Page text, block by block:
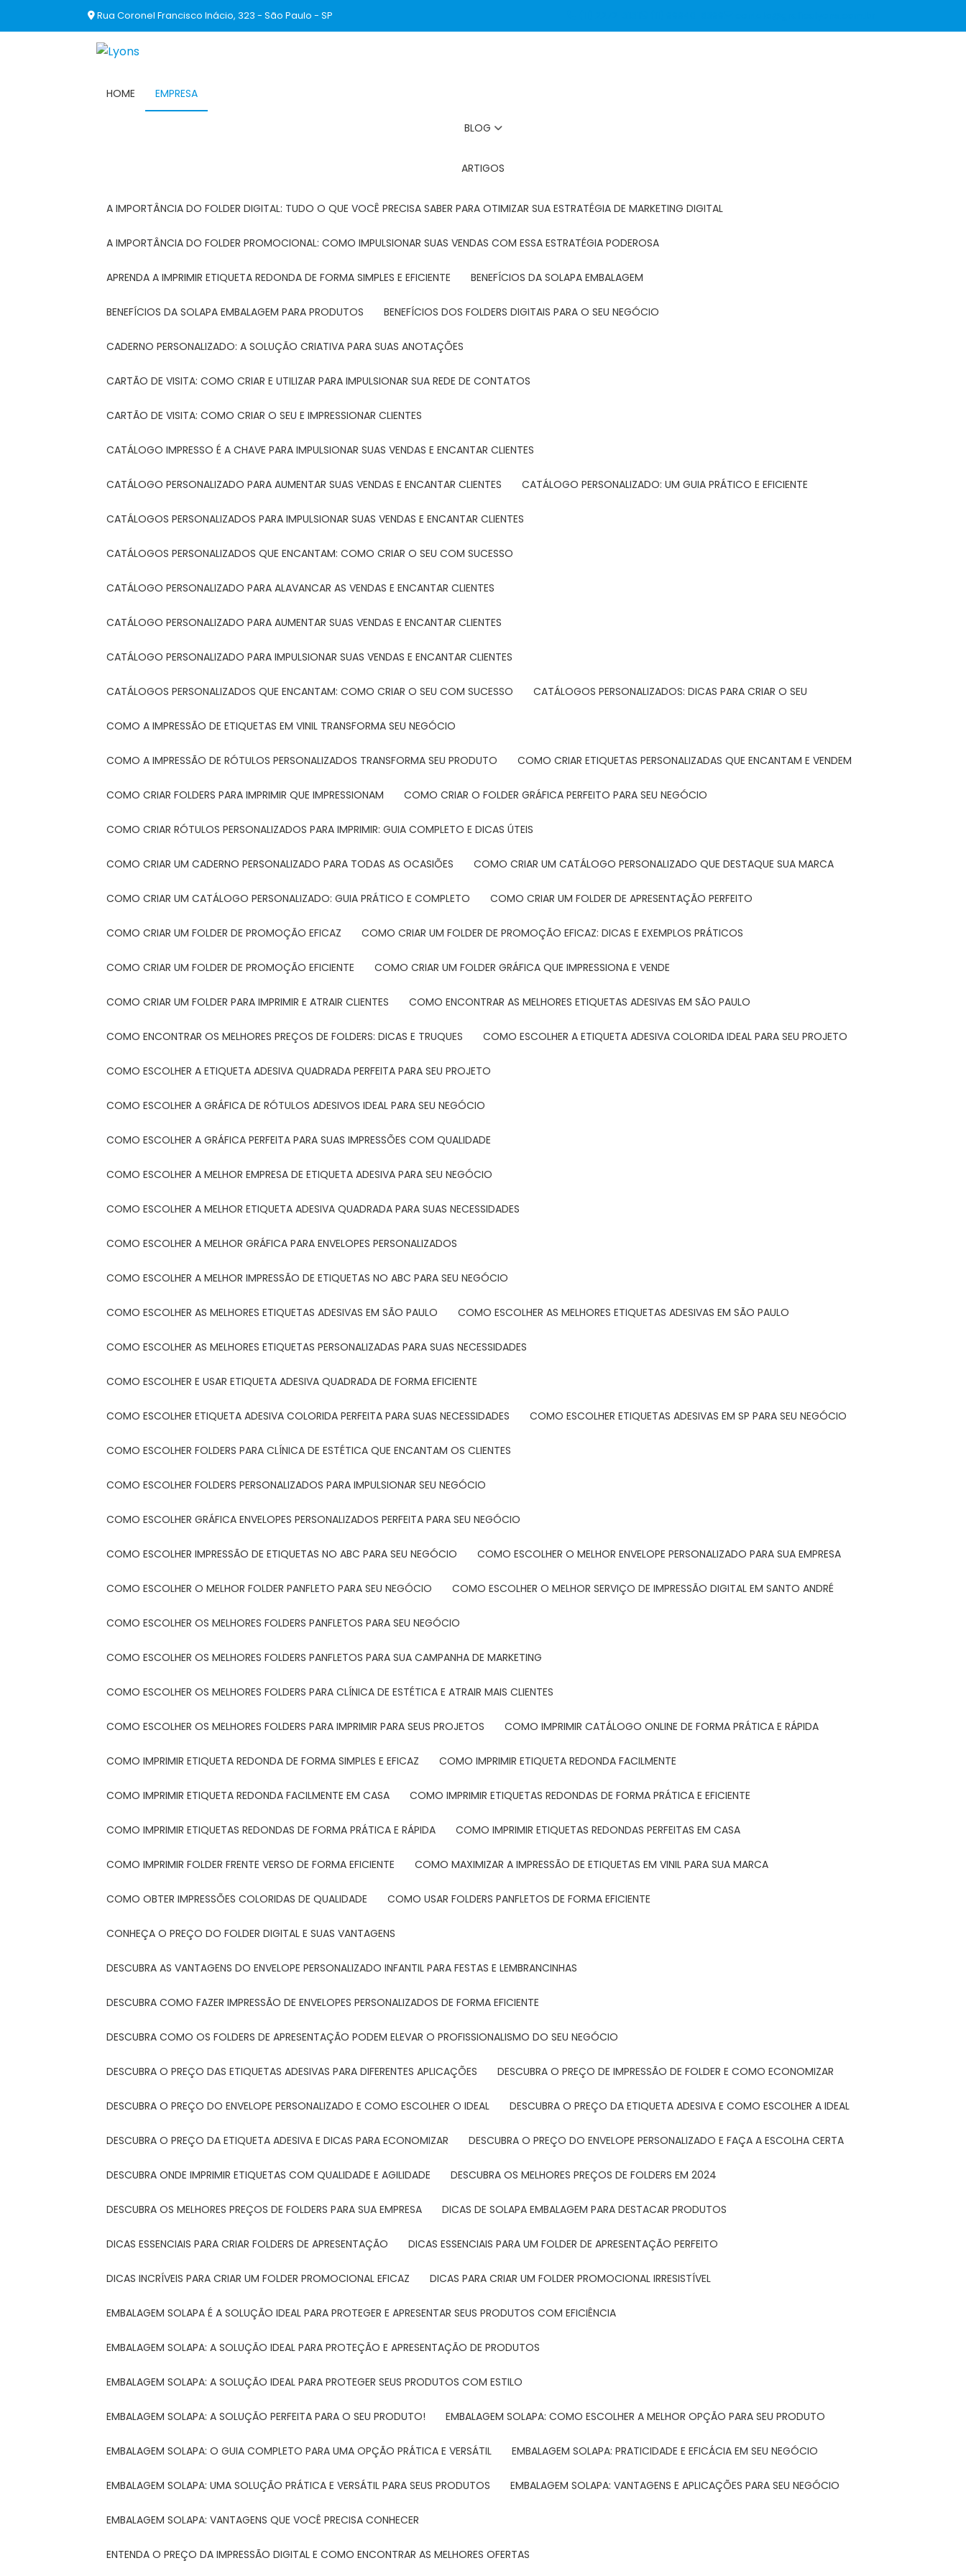
Rua Coronel Francisco Inácio, 323 - São Paulo - SP
HOME EMPRESA
BLOG
ARTIGOS
A IMPORTÂNCIA DO FOLDER DIGITAL: TUDO O QUE VOCÊ PRECISA SABER PARA OTIMIZAR SUA ESTRATÉGIA DE MARKETING DIGITAL
A IMPORTÂNCIA DO FOLDER PROMOCIONAL: COMO IMPULSIONAR SUAS VENDAS COM ESSA ESTRATÉGIA PODEROSA
APRENDA A IMPRIMIR ETIQUETA REDONDA DE FORMA SIMPLES E EFICIENTE BENEFÍCIOS DA SOLAPA EMBALAGEM
BENEFÍCIOS DA SOLAPA EMBALAGEM PARA PRODUTOS BENEFÍCIOS DOS FOLDERS DIGITAIS PARA O SEU NEGÓCIO
CADERNO PERSONALIZADO: A SOLUÇÃO CRIATIVA PARA SUAS ANOTAÇÕES
CARTÃO DE VISITA: COMO CRIAR E UTILIZAR PARA IMPULSIONAR SUA REDE DE CONTATOS
CARTÃO DE VISITA: COMO CRIAR O SEU E IMPRESSIONAR CLIENTES
CATÁLOGO IMPRESSO É A CHAVE PARA IMPULSIONAR SUAS VENDAS E ENCANTAR CLIENTES
CATÁLOGO PERSONALIZADO PARA AUMENTAR SUAS VENDAS E ENCANTAR CLIENTES CATÁLOGO PERSONALIZADO: UM GUIA PRÁTICO E EFICIENTE
CATÁLOGOS PERSONALIZADOS PARA IMPULSIONAR SUAS VENDAS E ENCANTAR CLIENTES
CATÁLOGOS PERSONALIZADOS QUE ENCANTAM: COMO CRIAR O SEU COM SUCESSO
CATÁLOGO PERSONALIZADO PARA ALAVANCAR AS VENDAS E ENCANTAR CLIENTES
CATÁLOGO PERSONALIZADO PARA AUMENTAR SUAS VENDAS E ENCANTAR CLIENTES
CATÁLOGO PERSONALIZADO PARA IMPULSIONAR SUAS VENDAS E ENCANTAR CLIENTES
CATÁLOGOS PERSONALIZADOS QUE ENCANTAM: COMO CRIAR O SEU COM SUCESSO CATÁLOGOS PERSONALIZADOS: DICAS PARA CRIAR O SEU
COMO A IMPRESSÃO DE ETIQUETAS EM VINIL TRANSFORMA SEU NEGÓCIO
COMO A IMPRESSÃO DE RÓTULOS PERSONALIZADOS TRANSFORMA SEU PRODUTO COMO CRIAR ETIQUETAS PERSONALIZADAS QUE ENCANTAM E VENDEM
COMO CRIAR FOLDERS PARA IMPRIMIR QUE IMPRESSIONAM COMO CRIAR O FOLDER GRÁFICA PERFEITO PARA SEU NEGÓCIO
COMO CRIAR RÓTULOS PERSONALIZADOS PARA IMPRIMIR: GUIA COMPLETO E DICAS ÚTEIS
COMO CRIAR UM CADERNO PERSONALIZADO PARA TODAS AS OCASIÕES COMO CRIAR UM CATÁLOGO PERSONALIZADO QUE DESTAQUE SUA MARCA
COMO CRIAR UM CATÁLOGO PERSONALIZADO: GUIA PRÁTICO E COMPLETO COMO CRIAR UM FOLDER DE APRESENTAÇÃO PERFEITO
COMO CRIAR UM FOLDER DE PROMOÇÃO EFICAZ COMO CRIAR UM FOLDER DE PROMOÇÃO EFICAZ: DICAS E EXEMPLOS PRÁTICOS
COMO CRIAR UM FOLDER DE PROMOÇÃO EFICIENTE COMO CRIAR UM FOLDER GRÁFICA QUE IMPRESSIONA E VENDE
COMO CRIAR UM FOLDER PARA IMPRIMIR E ATRAIR CLIENTES COMO ENCONTRAR AS MELHORES ETIQUETAS ADESIVAS EM SÃO PAULO
COMO ENCONTRAR OS MELHORES PREÇOS DE FOLDERS: DICAS E TRUQUES COMO ESCOLHER A ETIQUETA ADESIVA COLORIDA IDEAL PARA SEU PROJETO
COMO ESCOLHER A ETIQUETA ADESIVA QUADRADA PERFEITA PARA SEU PROJETO
COMO ESCOLHER A GRÁFICA DE RÓTULOS ADESIVOS IDEAL PARA SEU NEGÓCIO
COMO ESCOLHER A GRÁFICA PERFEITA PARA SUAS IMPRESSÕES COM QUALIDADE
COMO ESCOLHER A MELHOR EMPRESA DE ETIQUETA ADESIVA PARA SEU NEGÓCIO
COMO ESCOLHER A MELHOR ETIQUETA ADESIVA QUADRADA PARA SUAS NECESSIDADES
COMO ESCOLHER A MELHOR GRÁFICA PARA ENVELOPES PERSONALIZADOS
COMO ESCOLHER A MELHOR IMPRESSÃO DE ETIQUETAS NO ABC PARA SEU NEGÓCIO
COMO ESCOLHER AS MELHORES ETIQUETAS ADESIVAS EM SÃO PAULO COMO ESCOLHER AS MELHORES ETIQUETAS ADESIVAS EM SÃO PAULO
COMO ESCOLHER AS MELHORES ETIQUETAS PERSONALIZADAS PARA SUAS NECESSIDADES
COMO ESCOLHER E USAR ETIQUETA ADESIVA QUADRADA DE FORMA EFICIENTE
COMO ESCOLHER ETIQUETA ADESIVA COLORIDA PERFEITA PARA SUAS NECESSIDADES COMO ESCOLHER ETIQUETAS ADESIVAS EM SP PARA SEU NEGÓCIO
COMO ESCOLHER FOLDERS PARA CLÍNICA DE ESTÉTICA QUE ENCANTAM OS CLIENTES
COMO ESCOLHER FOLDERS PERSONALIZADOS PARA IMPULSIONAR SEU NEGÓCIO
COMO ESCOLHER GRÁFICA ENVELOPES PERSONALIZADOS PERFEITA PARA SEU NEGÓCIO
COMO ESCOLHER IMPRESSÃO DE ETIQUETAS NO ABC PARA SEU NEGÓCIO COMO ESCOLHER O MELHOR ENVELOPE PERSONALIZADO PARA SUA EMPRESA
COMO ESCOLHER O MELHOR FOLDER PANFLETO PARA SEU NEGÓCIO COMO ESCOLHER O MELHOR SERVIÇO DE IMPRESSÃO DIGITAL EM SANTO ANDRÉ
COMO ESCOLHER OS MELHORES FOLDERS PANFLETOS PARA SEU NEGÓCIO
COMO ESCOLHER OS MELHORES FOLDERS PANFLETOS PARA SUA CAMPANHA DE MARKETING
COMO ESCOLHER OS MELHORES FOLDERS PARA CLÍNICA DE ESTÉTICA E ATRAIR MAIS CLIENTES
COMO ESCOLHER OS MELHORES FOLDERS PARA IMPRIMIR PARA SEUS PROJETOS COMO IMPRIMIR CATÁLOGO ONLINE DE FORMA PRÁTICA E RÁPIDA
COMO IMPRIMIR ETIQUETA REDONDA DE FORMA SIMPLES E EFICAZ COMO IMPRIMIR ETIQUETA REDONDA FACILMENTE
COMO IMPRIMIR ETIQUETA REDONDA FACILMENTE EM CASA COMO IMPRIMIR ETIQUETAS REDONDAS DE FORMA PRÁTICA E EFICIENTE
COMO IMPRIMIR ETIQUETAS REDONDAS DE FORMA PRÁTICA E RÁPIDA COMO IMPRIMIR ETIQUETAS REDONDAS PERFEITAS EM CASA
COMO IMPRIMIR FOLDER FRENTE VERSO DE FORMA EFICIENTE COMO MAXIMIZAR A IMPRESSÃO DE ETIQUETAS EM VINIL PARA SUA MARCA
COMO OBTER IMPRESSÕES COLORIDAS DE QUALIDADE COMO USAR FOLDERS PANFLETOS DE FORMA EFICIENTE
CONHEÇA O PREÇO DO FOLDER DIGITAL E SUAS VANTAGENS
DESCUBRA AS VANTAGENS DO ENVELOPE PERSONALIZADO INFANTIL PARA FESTAS E LEMBRANCINHAS
DESCUBRA COMO FAZER IMPRESSÃO DE ENVELOPES PERSONALIZADOS DE FORMA EFICIENTE
DESCUBRA COMO OS FOLDERS DE APRESENTAÇÃO PODEM ELEVAR O PROFISSIONALISMO DO SEU NEGÓCIO
DESCUBRA O PREÇO DAS ETIQUETAS ADESIVAS PARA DIFERENTES APLICAÇÕES DESCUBRA O PREÇO DE IMPRESSÃO DE FOLDER E COMO ECONOMIZAR
DESCUBRA O PREÇO DO ENVELOPE PERSONALIZADO E COMO ESCOLHER O IDEAL DESCUBRA O PREÇO DA ETIQUETA ADESIVA E COMO ESCOLHER A IDEAL
DESCUBRA O PREÇO DA ETIQUETA ADESIVA E DICAS PARA ECONOMIZAR DESCUBRA O PREÇO DO ENVELOPE PERSONALIZADO E FAÇA A ESCOLHA CERTA
DESCUBRA ONDE IMPRIMIR ETIQUETAS COM QUALIDADE E AGILIDADE DESCUBRA OS MELHORES PREÇOS DE FOLDERS EM 2024
DESCUBRA OS MELHORES PREÇOS DE FOLDERS PARA SUA EMPRESA DICAS DE SOLAPA EMBALAGEM PARA DESTACAR PRODUTOS
DICAS ESSENCIAIS PARA CRIAR FOLDERS DE APRESENTAÇÃO DICAS ESSENCIAIS PARA UM FOLDER DE APRESENTAÇÃO PERFEITO
DICAS INCRÍVEIS PARA CRIAR UM FOLDER PROMOCIONAL EFICAZ DICAS PARA CRIAR UM FOLDER PROMOCIONAL IRRESISTÍVEL
EMBALAGEM SOLAPA É A SOLUÇÃO IDEAL PARA PROTEGER E APRESENTAR SEUS PRODUTOS COM EFICIÊNCIA
EMBALAGEM SOLAPA: A SOLUÇÃO IDEAL PARA PROTEÇÃO E APRESENTAÇÃO DE PRODUTOS
EMBALAGEM SOLAPA: A SOLUÇÃO IDEAL PARA PROTEGER SEUS PRODUTOS COM ESTILO
EMBALAGEM SOLAPA: A SOLUÇÃO PERFEITA PARA O SEU PRODUTO! EMBALAGEM SOLAPA: COMO ESCOLHER A MELHOR OPÇÃO PARA SEU PRODUTO
EMBALAGEM SOLAPA: O GUIA COMPLETO PARA UMA OPÇÃO PRÁTICA E VERSÁTIL EMBALAGEM SOLAPA: PRATICIDADE E EFICÁCIA EM SEU NEGÓCIO
EMBALAGEM SOLAPA: UMA SOLUÇÃO PRÁTICA E VERSÁTIL PARA SEUS PRODUTOS EMBALAGEM SOLAPA: VANTAGENS E APLICAÇÕES PARA SEU NEGÓCIO
EMBALAGEM SOLAPA: VANTAGENS QUE VOCÊ PRECISA CONHECER
ENTENDA O PREÇO DA IMPRESSÃO DIGITAL E COMO ENCONTRAR AS MELHORES OFERTAS